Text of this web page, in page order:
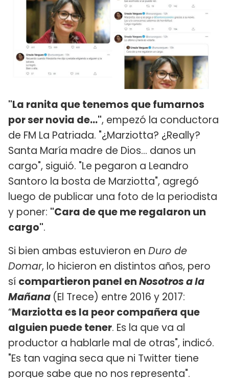
"La ranita que tenemos que fumarnos
por ser novia de...", empezó la conductora
de FM La Patriada. "¿Marziotta? ¿Really?
Santa María madre de Dios... danos un
cargo", siguió. "Le pegaron a Leandro
Santoro la bosta de Marziotta", agregó
luego de publicar una foto de la periodista
y poner: "Cara de que me regalaron un
cargo".
Si bien ambas estuvieron en Duro de
Domar, lo hicieron en distintos años, pero
sí compartieron panel enNosotros a la
Mañana (El Trece) entre 2016 y 2017:
“Marziotta es la peor compañera que
alguien puede tener. Es la que va al
productor a hablarle mal de otras", indicó.
"Es tan vagina seca que ni Twitter tiene
porque sabe que no nos representa".